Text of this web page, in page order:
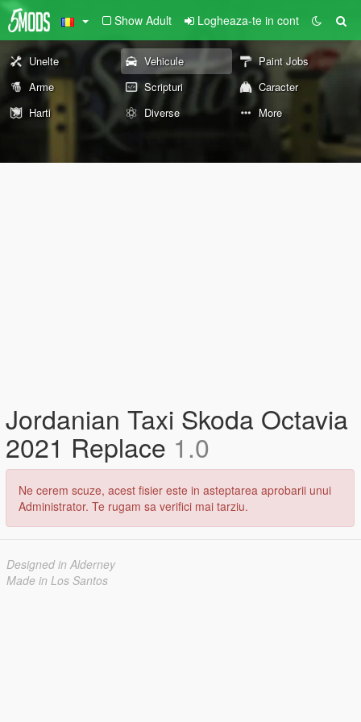
Show Adult Logheaza-te in cont
Unelte Vehicule
Paint Jobs
Arme
Scripturi
Caracter
Harti
Diverse More
Jordanian Taxi Skoda Octavia
2021 Replace 1.0
Ne cerem scuze, acest fisier este in asteptarea aprobarii unui
Administrator. Te rugam sa verifici mai tarziu.
Designed in Alderney
Made in Los Santos